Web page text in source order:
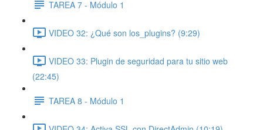
TAREA 7 - Módulo 1
VIDEO 32: ¿Qué son los_plugins? (9:29)
VIDEO 33: Plugin de seguridad para tu sitio web
(22:45)
TAREA 8 - Módulo 1